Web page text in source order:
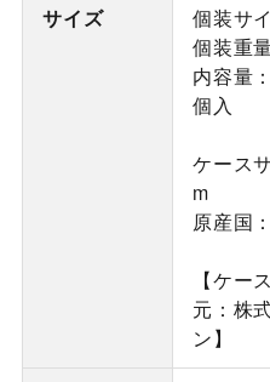
サイズ
個装サ
個装重
内容量
個入
ケース
m
原産国
【ケー
元：株
ン】